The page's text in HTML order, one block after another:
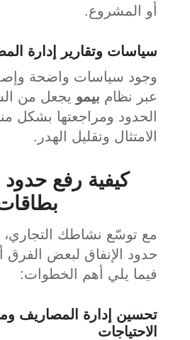
أو المشروع.
سياسات وتقارير إدارة
وجود سياسات واضحة
عبر نظام بيمو يجعل من
الحدود ومراجعتها بشكل
الامتثال وتقليل الهدر.
كيفية رفع حدود
مع توسّع نشاطك التجاري،
حدود الإنفاق لبعض الفرق
فيما يلي أهم الخطوات:
تحسين إدارة المصاريف
الاحتياجات